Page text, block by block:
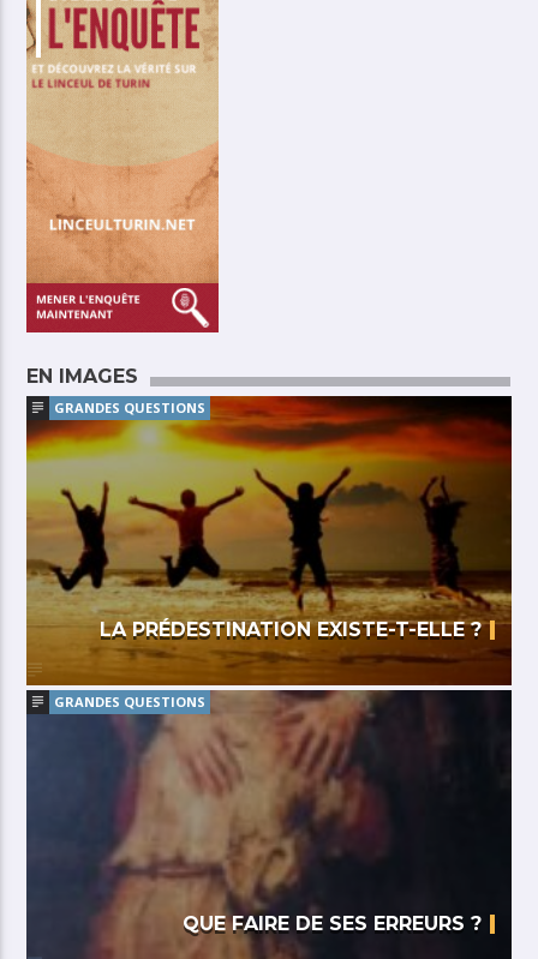
EN IMAGES
GRANDES QUESTIONS
LA PRÉDESTINATION EXISTE-T-ELLE ?
GRANDES QUESTIONS
QUE FAIRE DE SES ERREURS ?